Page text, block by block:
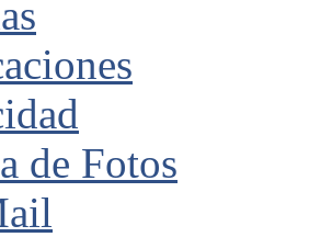
de Fotos